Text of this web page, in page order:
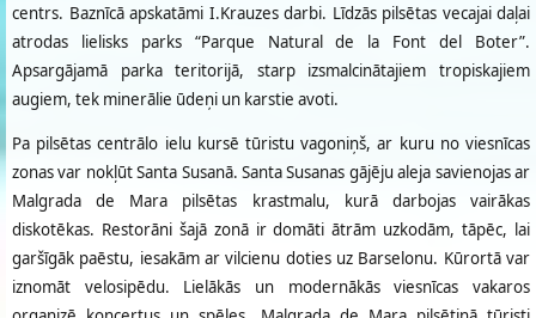
centrs. Baznīcā apskatāmi I.Krauzes darbi. Līdzās pilsētas vecajai daļai
atrodas lielisks parks “Parque Natural de la Font del Boter”.
Apsargājamā parka teritorijā, starp izsmalcinātajiem tropiskajiem
augiem, tek minerālie ūdeņi un karstie avoti.
Pa pilsētas centrālo ielu kursē tūristu vagoniņš, ar kuru no viesnīcas
zonas var nokļūt Santa Susanā. Santa Susanas gājēju aleja savienojas ar
Malgrada de Mara pilsētas krastmalu, kurā darbojas vairākas
diskotēkas. Restorāni šajā zonā ir domāti ātrām uzkodām, tāpēc, lai
garšīgāk paēstu, iesakām ar vilcienu doties uz Barselonu. Kūrortā var
iznomāt velosipēdu. Lielākās un modernākās viesnīcas vakaros